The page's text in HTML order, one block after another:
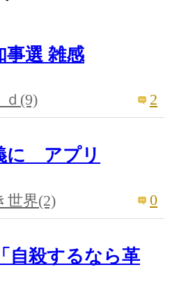
事選 雑感
ｄ(9) 2
に アプリ
世界(2) 0
自殺するなら革